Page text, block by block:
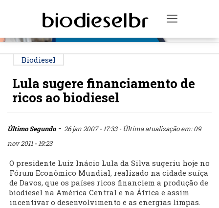
Toggle
Biodiesel
Lula sugere financiamento de
ricos ao biodiesel
Último Segundo- 26 jan 2007 - 17:33 - Última atualização em: 09
nov 2011 - 19:23
O presidente Luiz Inácio Lula da Silva sugeriu hoje no
Fórum Econômico Mundial, realizado na cidade suíça
de Davos, que os países ricos financiem a produção de
biodiesel na América Central e na África e assim
incentivar o desenvolvimento e as energias limpas.